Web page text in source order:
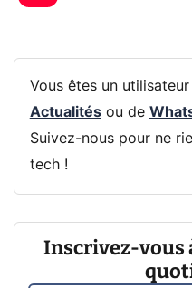
Vous êtes un
Actualitésou de
Suivez-nous pour ne
tech !
Inscrivez-vous